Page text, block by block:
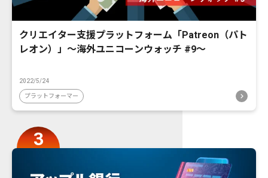
クリエイター支援プラットフォーム「Patreon（パト
レオン）」〜海外ユニコーンウォッチ #9〜
2022/5/24
プラットフォーマー